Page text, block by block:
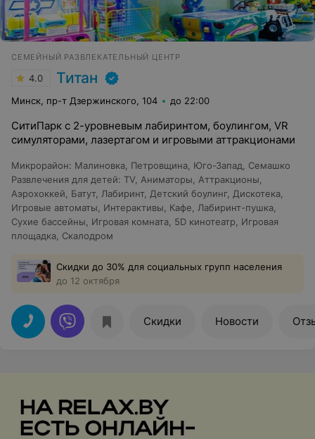
СЕМЕЙНЫЙ РАЗВЛЕКАТЕЛЬНЫЙ ЦЕНТР
4.0 Титан
Минск, пр-т Дзержинского, 104 до 22:00
СитиПарк с 2-уровневым лабиринтом, боулингом, VR
симуляторами, лазертагом и игровыми аттракционами
Микрорайон: Малиновка Петровщина Юго-Запад
Семашко
Развлечения для детей: TV Аниматоры Аттракционы
Аэрохоккей
Батут, Лабиринт, Детский боулинг, Дискотека
Игровые автоматы
Интерактивы Кафе Лабиринт-пушка
Сухие бассейны
Игровая комната 5D кинотеатр
Игровая
площадка Скалодром
Скидки до 30% для социальных групп населения
до 12 октября
Скидки Новости